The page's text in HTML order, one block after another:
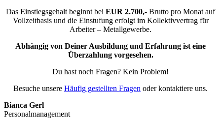
Das Einstiegsgehalt beginnt bei EUR 2.700,- Brutto pro Monat auf
Vollzeitbasis und die Einstufung erfolgt im Kollektivvertrag für
Arbeiter – Metallgewerbe.
Abhängig von Deiner Ausbildung und Erfahrung ist eine
Überzahlung vorgesehen.
Du hast noch Fragen? Kein Problem!
Besuche unsere Häufig gestellten Fragen oder kontaktiere uns.
Bianca Gerl
Personalmanagement